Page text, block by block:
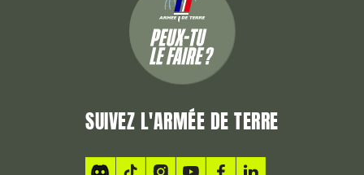
SUIVEZ L'ARMÉE DE TERRE